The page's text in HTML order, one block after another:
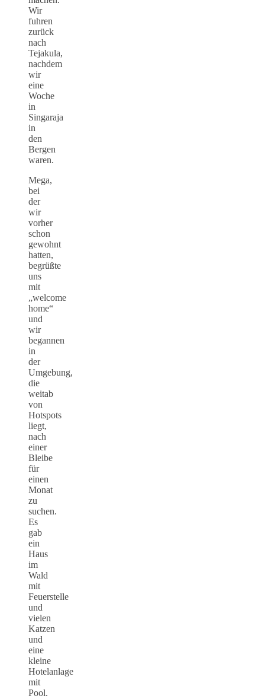
Wir
fuhren
zurück
nach
Tejakula,
nachdem
wir
eine
Woche
in
Singaraja
in
den
Bergen
waren.
Mega,
bei
der
wir
vorher
schon
gewohnt
hatten,
begrüßte
uns
mit
„welcome
home“
und
wir
begannen
in
der
Umgebung,
die
weitab
von
Hotspots
liegt,
nach
einer
Bleibe
für
einen
Monat
zu
suchen.
Es
gab
ein
Haus
im
Wald
mit
Feuerstelle
und
vielen
Katzen
und
eine
kleine
Hotelanlage
mit
Pool.